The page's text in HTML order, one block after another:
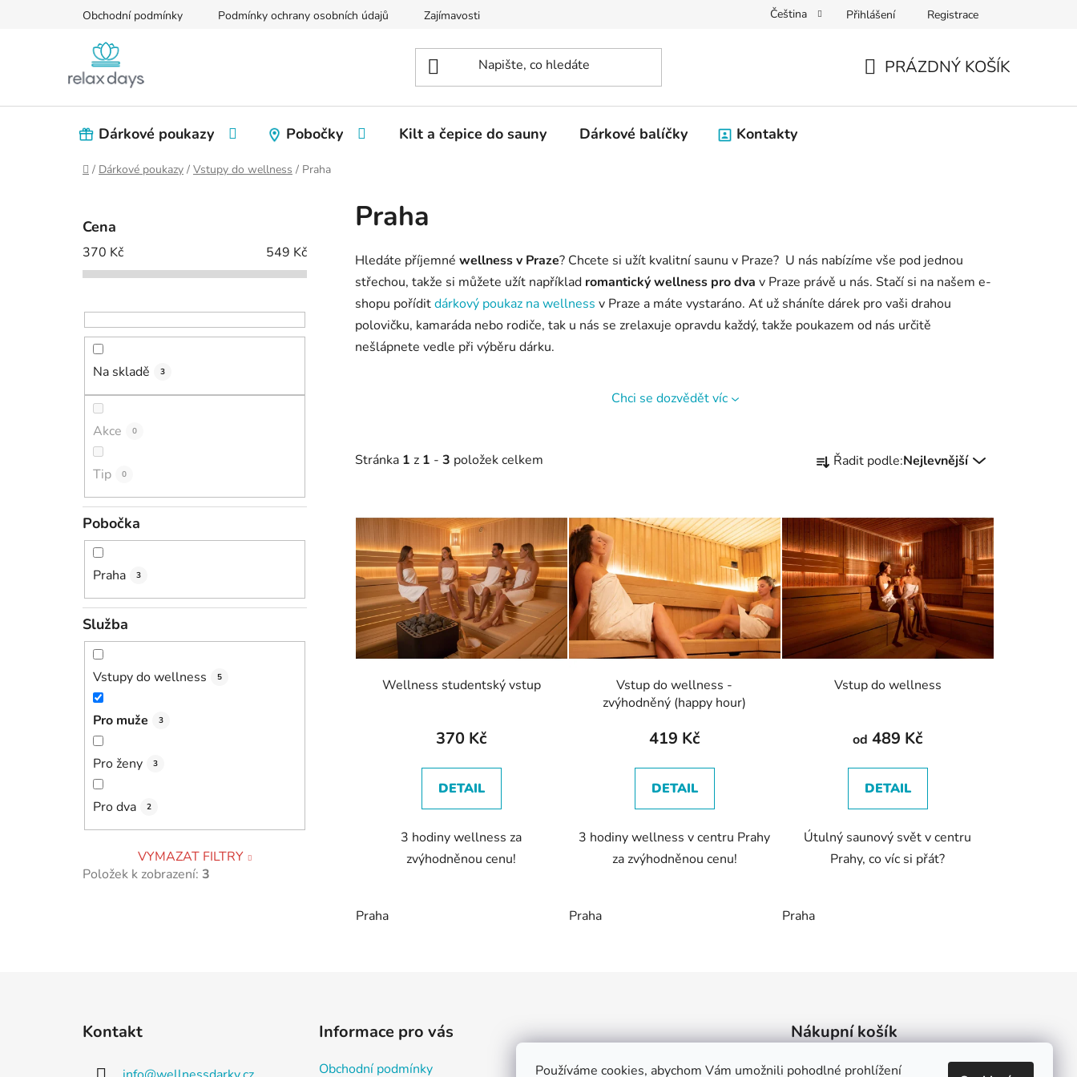
Používáme cookies, abychom Vám umožnili pohodlné prohlížení
Obchodní podmínky Podmínky ochrany osobních údajů Zajímavosti Čeština Přihlášení Registrace
PRÁZDNÝ KOŠÍK
Dárkové poukazy Pobočky Kilt a čepice do sauny Dárkové balíčky Kontakty
Domů
/ Dárkové poukazy / Vstupy do wellness / Praha
Cena
370 Kč 549 Kč
Na skladě 3
Akce 0
Tip 0
Pobočka
Praha 3
Služba
Vstupy do wellness 5
Pro muže 3
Pro ženy 3
Pro dva 2
VYMAZAT FILTRY
Položek k zobrazení: 3
Praha
Hledáte příjemné wellness v Praze? Chcete si užít kvalitní saunu v Praze? U nás nabízíme vše pod jednou
střechou, takže si můžete užít například romantický wellness pro dva v Praze právě u nás. Stačí si na našem e-
shopu poříditdárkový poukaz na wellness v Praze a máte vystaráno. Ať už sháníte dárek pro vaši drahou
polovičku, kamaráda nebo rodiče, tak u nás se zrelaxuje opravdu každý, takže poukazem od nás určitě
nešlápnete vedle při výběru dárku.
Chci se dozvědět víc
Stránka 1 z 1 - 3 položek celkem
a
e
n
í
p
r
o
d
u
Řadit podle:Nejlevnější
ý
p
i
s
p
r
o
Wellness studentský vstup
370 Kč
DETAIL
3 hodiny wellness za
zvýhodněnou cenu!
Praha
Vstup do wellness -
zvýhodněný (happy hour)
419 Kč
DETAIL
3 hodiny wellness v centru Prahy
za zvýhodněnou cenu!
Praha
Vstup do wellness
od 489 Kč
DETAIL
Útulný saunový svět v centru
Prahy, co víc si přát?
Praha
a
Kontakt Informace pro vás
Obchodní podmínky
Nákupní košík